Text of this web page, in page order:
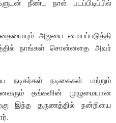
நீண்ட நாள் படப்பிடிப்பில்
அஜயை மையப்படுத்தி
நாங்கள் சொன்னதை அவர்
நடிகர்கள் நடிகைகள் மற்றும்
தங்களின் முழுமையான
இந்த தருணத்தில் நன்றியை